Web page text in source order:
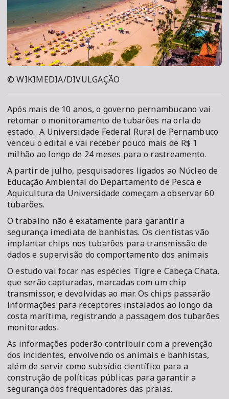
© WIKIMEDIA/DIVULGAÇÃO
Após mais de 10 anos, o governo pernambucano vai
retomar o monitoramento de tubarões na orla do
estado. A Universidade Federal Rural de Pernambuco
venceu o edital e vai receber pouco mais de R$ 1
milhão ao longo de 24 meses para o rastreamento.
A partir de julho, pesquisadores ligados ao Núcleo de
Educação Ambiental do Departamento de Pesca e
Aquicultura da Universidade começam a observar 60
tubarões.
O trabalho não é exatamente para garantir a
segurança imediata de banhistas. Os cientistas vão
implantar chips nos tubarões para transmissão de
dados e supervisão do comportamento dos animais
O estudo vai focar nas espécies Tigre e Cabeça Chata,
que serão capturadas, marcadas com um chip
transmissor, e devolvidas ao mar. Os chips passarão
informações para receptores instalados ao longo da
costa marítima, registrando a passagem dos tubarões
monitorados.
As informações poderão contribuir com a prevenção
dos incidentes, envolvendo os animais e banhistas,
além de servir como subsídio científico para a
construção de políticas públicas para garantir a
segurança dos frequentadores das praias.